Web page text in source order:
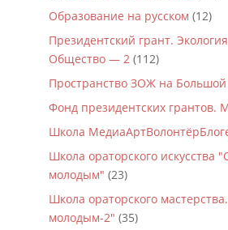
Образование на русском (12)
Президентский грант.
Общество — 2(112)
Пространство ЗОЖ на Большой
Фонд президентских
Школа
Школа ораторского искусства
молодым" (23)
Школа ораторского
молодым-2" (35)